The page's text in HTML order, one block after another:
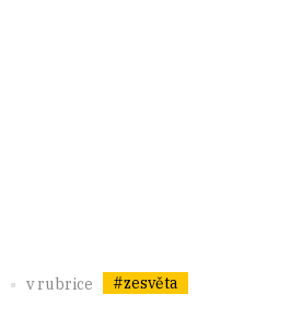
v rubrice #zesvěta